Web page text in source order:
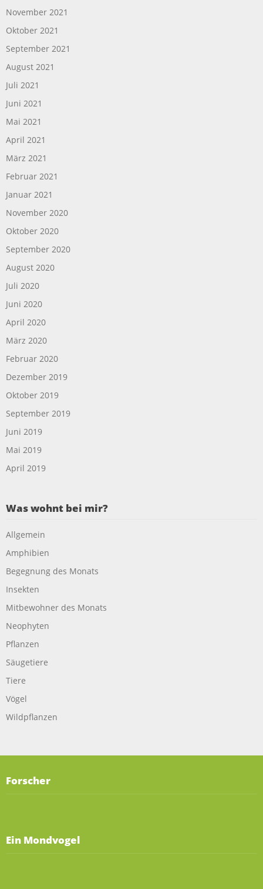
November 2021
Oktober 2021
September 2021
August 2021
Juli 2021
Juni 2021
Mai 2021
April 2021
März 2021
Februar 2021
Januar 2021
November 2020
Oktober 2020
September 2020
August 2020
Juli 2020
Juni 2020
April 2020
März 2020
Februar 2020
Dezember 2019
Oktober 2019
September 2019
Juni 2019
Mai 2019
April 2019
Was wohnt bei mir?
Allgemein
Amphibien
Begegnung des Monats
Insekten
Mitbewohner des Monats
Neophyten
Pflanzen
Säugetiere
Tiere
Vögel
Wildpflanzen
Forscher
Ein Mondvogel